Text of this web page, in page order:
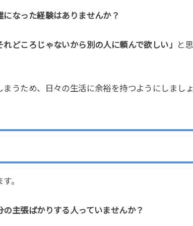
なった経験はありませんか？
れどころじゃないから別の人に頼んで欲しい」
と思
うため、日々の生活に余裕を持つようにしましょ
。
主張ばかりする人っていませんか？